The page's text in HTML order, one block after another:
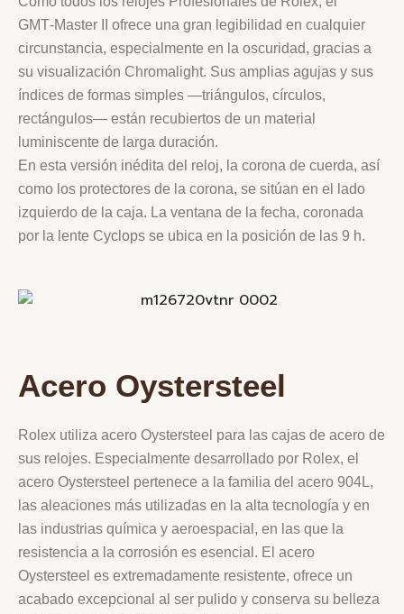
GMT‑Master II ofrece una gran legibilidad en cualquier
circunstancia, especialmente en la oscuridad, gracias a
su visualización Chromalight. Sus amplias agujas y sus
índices de formas simples —triángulos, círculos,
rectángulos— están recubiertos de un material
luminiscente de larga duración.
En esta versión inédita del reloj, la corona de cuerda, así
como los protectores de la corona, se sitúan en el lado
izquierdo de la caja. La ventana de la fecha, coronada
por la lente Cyclops se ubica en la posición de las 9 h.
Acero Oystersteel
Rolex utiliza acero Oystersteel para las cajas de acero de
sus relojes. Especialmente desarrollado por Rolex, el
acero Oystersteel pertenece a la familia del acero 904L,
las aleaciones más utilizadas en la alta tecnología y en
las industrias química y aeroespacial, en las que la
resistencia a la corrosión es esencial. El acero
Oystersteel es extremadamente resistente, ofrece un
acabado excepcional al ser pulido y conserva su belleza